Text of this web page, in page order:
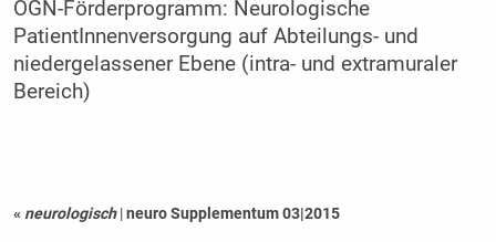
ÖGN-Förderprogramm: Neurologische
PatientInnenversorgung auf Abteilungs- und
niedergelassener Ebene (intra- und extramuraler
Bereich)
« neurologisch |neuro Supplementum 03|2015